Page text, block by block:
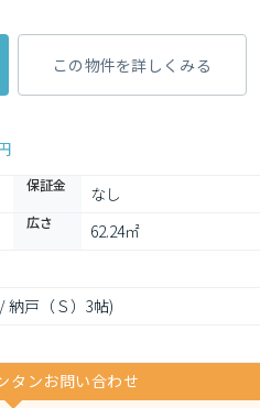
この物件を詳しくみる
保証金 なし
広さ 62.24㎡
納戸（Ｓ）3帖)
タンお問い合わせ